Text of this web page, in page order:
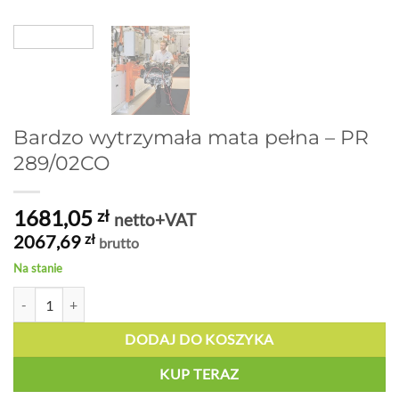
Bardzo wytrzymała mata pełna – PR
289/02CO
1681,05 zł netto+VAT
2067,69 zł brutto
Na stanie
DODAJ DO KOSZYKA
KUP TERAZ